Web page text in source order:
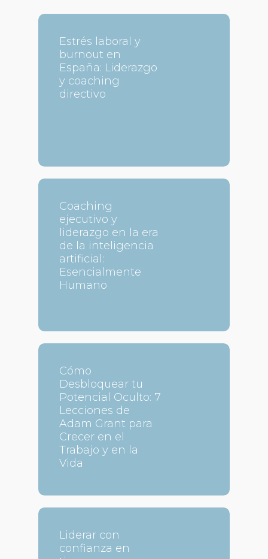
Estrés laboral y
burnout en
España: Liderazgo
y coaching
directivo
Coaching
ejecutivo y
liderazgo en la era
de la inteligencia
artificial:
Esencialmente
Humano
Cómo
Desbloquear tu
Potencial Oculto: 7
Lecciones de
Adam Grant para
Crecer en el
Trabajo y en la
Vida
Liderar con
confianza en